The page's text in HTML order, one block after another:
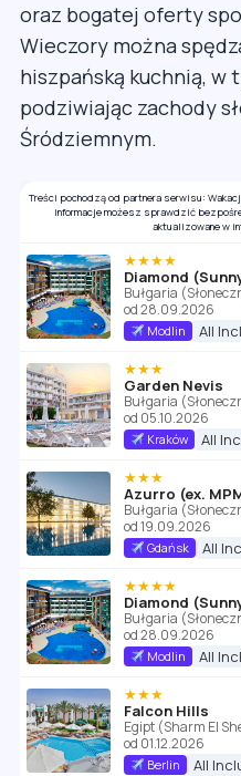
oraz bogatej oferty
Wieczory można
hiszpańską kuchnią, w
podziwiając zachody
Śródziemnym.
Treści pochodzą od partnera serwisu:
informacje możesz sprawdzić
aktualizowane w
★★★★
Diamond
Bułgaria
od 28.09.2026
Modlin All
★★★
Garden Nevis
Bułgaria
od 05.10.2026
Kraków All
★★★
Azurro (ex.
Bułgaria
od 19.09.2026
Gdańsk All
★★★★
Diamond
Bułgaria
od 28.09.2026
Modlin All
★★★
Falcon Hills
Egipt (Sharm El
od 01.12.2026
Berlin All